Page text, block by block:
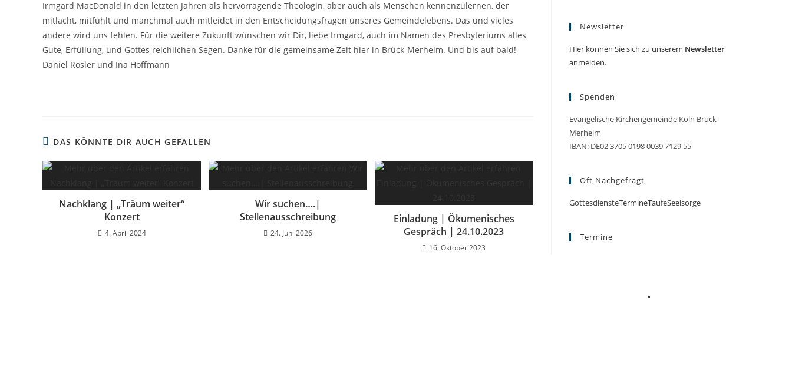
Irmgard MacDonald in den letzten Jahren als hervorragende Theologin, aber auch als Menschen kennenzulernen, der
mitlacht, mitfühlt und manchmal auch mitleidet in den Entscheidungsfragen unseres Gemeindelebens. Das und vieles
andere wird uns fehlen. Für die weitere Zukunft wünschen wir Dir, liebe Irmgard, auch im Namen des Presbyteriums alles
Gute, Erfüllung, und Gottes reichlichen Segen. Danke für die gemeinsame Zeit hier in Brück-Merheim. Und bis auf bald!
Daniel Rösler und Ina Hoffmann
DAS KÖNNTE DIR AUCH GEFALLEN
Nachklang | „Träum weiter“
Konzert
4. April 2024
Wir suchen….|
Stellenausschreibung
24. Juni 2026
Einladung | Ökumenisches
Gespräch | 24.10.2023
16. Oktober 2023
Newsletter
Hier können Sie sich zu unserem Newsletter
anmelden.
Spenden
Evangelische Kirchengemeinde Köln Brück-
Merheim
IBAN: DE02 3705 0198 0039 7129 55
Oft Nachgefragt
GottesdiensteTermineTaufeSeelsorge
Termine